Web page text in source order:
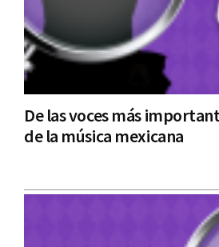
De las voces más
de la música mexicana